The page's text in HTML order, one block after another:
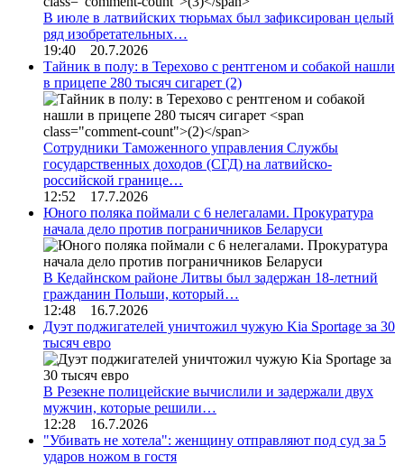
В июле в латвийских тюрьмах был зафиксирован целый
ряд изобретательных…
19:40 20.7.2026
Тайник в полу: в Терехово с рентгеном и собакой нашли
в прицепе 280 тысяч сигарет (2)
Сотрудники Таможенного управления Службы
государственных доходов (СГД) на латвийско-
российской границе…
12:52 17.7.2026
Юного поляка поймали с 6 нелегалами. Прокуратура
начала дело против пограничников Беларуси
В Кедайнском районе Литвы был задержан 18-летний
гражданин Польши, который…
12:48 16.7.2026
Дуэт поджигателей уничтожил чужую Kia Sportage за 30
тысяч евро
В Резекне полицейские вычислили и задержали двух
мужчин, которые решили…
12:28 16.7.2026
"Убивать не хотела": женщину отправляют под суд за 5
ударов ножом в гостя